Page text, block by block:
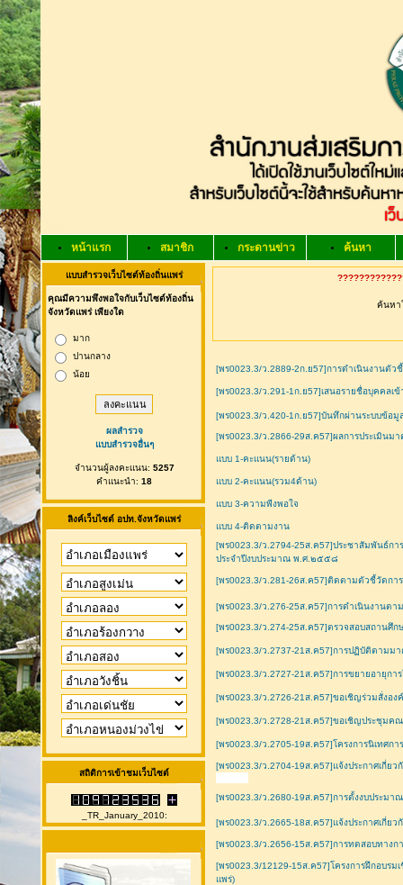
หน้าแรก สมาชิก กระดานข่าว ค้นหา
แบบสำรวจเว็บไซต์ท้องถิ่นแพร่
คุณมีความพึงพอใจกับเว็บไซต์ท้องถิ่น
จังหวัดแพร่ เพียงใด
มาก
ปานกลาง
น้อย
ผลสำรวจ
แบบสำรวจอื่นๆ
จำนวนผู้ลงคะแนน: 5257
คำแนะนำ: 18
ลิงค์เว็บไซต์ อปท.จังหวัดแพร่
สถิติการเข้าชมเว็บไซต์
_TR_January_2010:
ค้นหา
[พร0023.3/ว.2889-2ก.ย57]การดำเนินงานตัว
[พร0023.3/ว.291-1ก.ย57]เสนอรายชื่อบุคคล
[พร0023.3/ว.420-1ก.ย57]บันทึกผ่านระบบข้อมู
[พร0023.3/ว.2866-29ส.ค57]ผลการประเมิน
แบบ 1-คะแนน(รายด้าน)
แบบ 2-คะแนน(รวม4ด้าน)
แบบ 3-ความพีงพอใจ
แบบ 4-ติดตามงาน
[พร0023.3/ว.2794-25ส.ค57]ประชาสัมพันธ์ก
ประจำปีงบประมาณ พ.ศ.๒๕๕๘
[พร0023.3/ว.281-26ส.ค57]ติดตามตัวชี้วัดการ
[พร0023.3/ว.276-25ส.ค57]การดำเนินงานต
[พร0023.3/ว.274-25ส.ค57]ตรวจสอบสถานศึ
[พร0023.3/ว.2737-21ส.ค57]การปฏิบัติตาม
[พร0023.3/ว.2727-21ส.ค57]การขยายอายุกา
[พร0023.3/ว.2726-21ส.ค57]ขอเชิญร่วมสั่งอ
[พร0023.3/ว.2728-21ส.ค57]ขอเชิญประชุมค
[พร0023.3/ว.2705-19ส.ค57]โครงการนิเทศก
[พร0023.3/ว.2704-19ส.ค57]แจ้งประกาศเกี่ย
[พร0023.3/ว.2680-19ส.ค57]การตั้งงบประม
[พร0023.3/ว.2665-18ส.ค57]แจ้งประกาศเกี่
[พร0023.3/ว.2656-15ส.ค57]การทดสอบทาง
[พร0023.3/12129-15ส.ค57]โครงการฝึกอบรม
แพร่)